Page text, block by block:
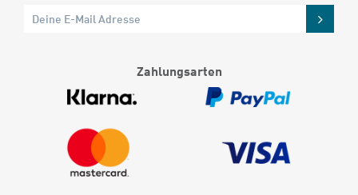
Zahlungsarten